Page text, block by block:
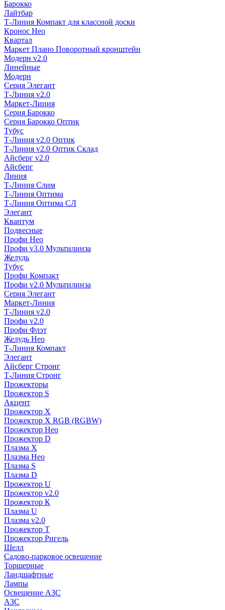
Барокко
Лайтбар
Т-Линия Компакт для классной доски
Кронос Нео
Квартал
Маркет Плано Поворотный кронштейн
Модерн v2.0
Линейные
Модерн
Серия Элегант
Т-Линия v2.0
Маркет-Линия
Серия Барокко
Серия Барокко Оптик
Тубус
Т-Линия v2.0 Оптик
Т-Линия v2.0 Оптик Склад
Айсберг v2.0
Айсберг
Линия
Т-Линия Слим
Т-Линия Оптима
Т-Линия Оптима СЛ
Элегант
Квантум
Подвесные
Профи Нео
Профи v3.0 Мультилинза
Желудь
Тубус
Профи Компакт
Профи v2.0 Мультилинза
Серия Элегант
Маркет-Линия
Т-Линия v2.0
Профи v2.0
Профи Флэт
Желудь Нео
Т-Линия Компакт
Элегант
Айсберг Стронг
Т-Линия Стронг
Прожекторы
Прожектор S
Акцент
Прожектор X
Прожектор Х RGB (RGBW)
Прожектор Нео
Прожектор D
Плазма X
Плазма Нео
Плазма S
Плазма D
Прожектор U
Прожектор v2.0
Прожектор К
Плазма U
Плазма v2.0
Прожектор Т
Прожектор Ригель
Шелл
Садово-парковое освещение
Торшерные
Ландшафтные
Лампы
Освещение АЗС
АЗС